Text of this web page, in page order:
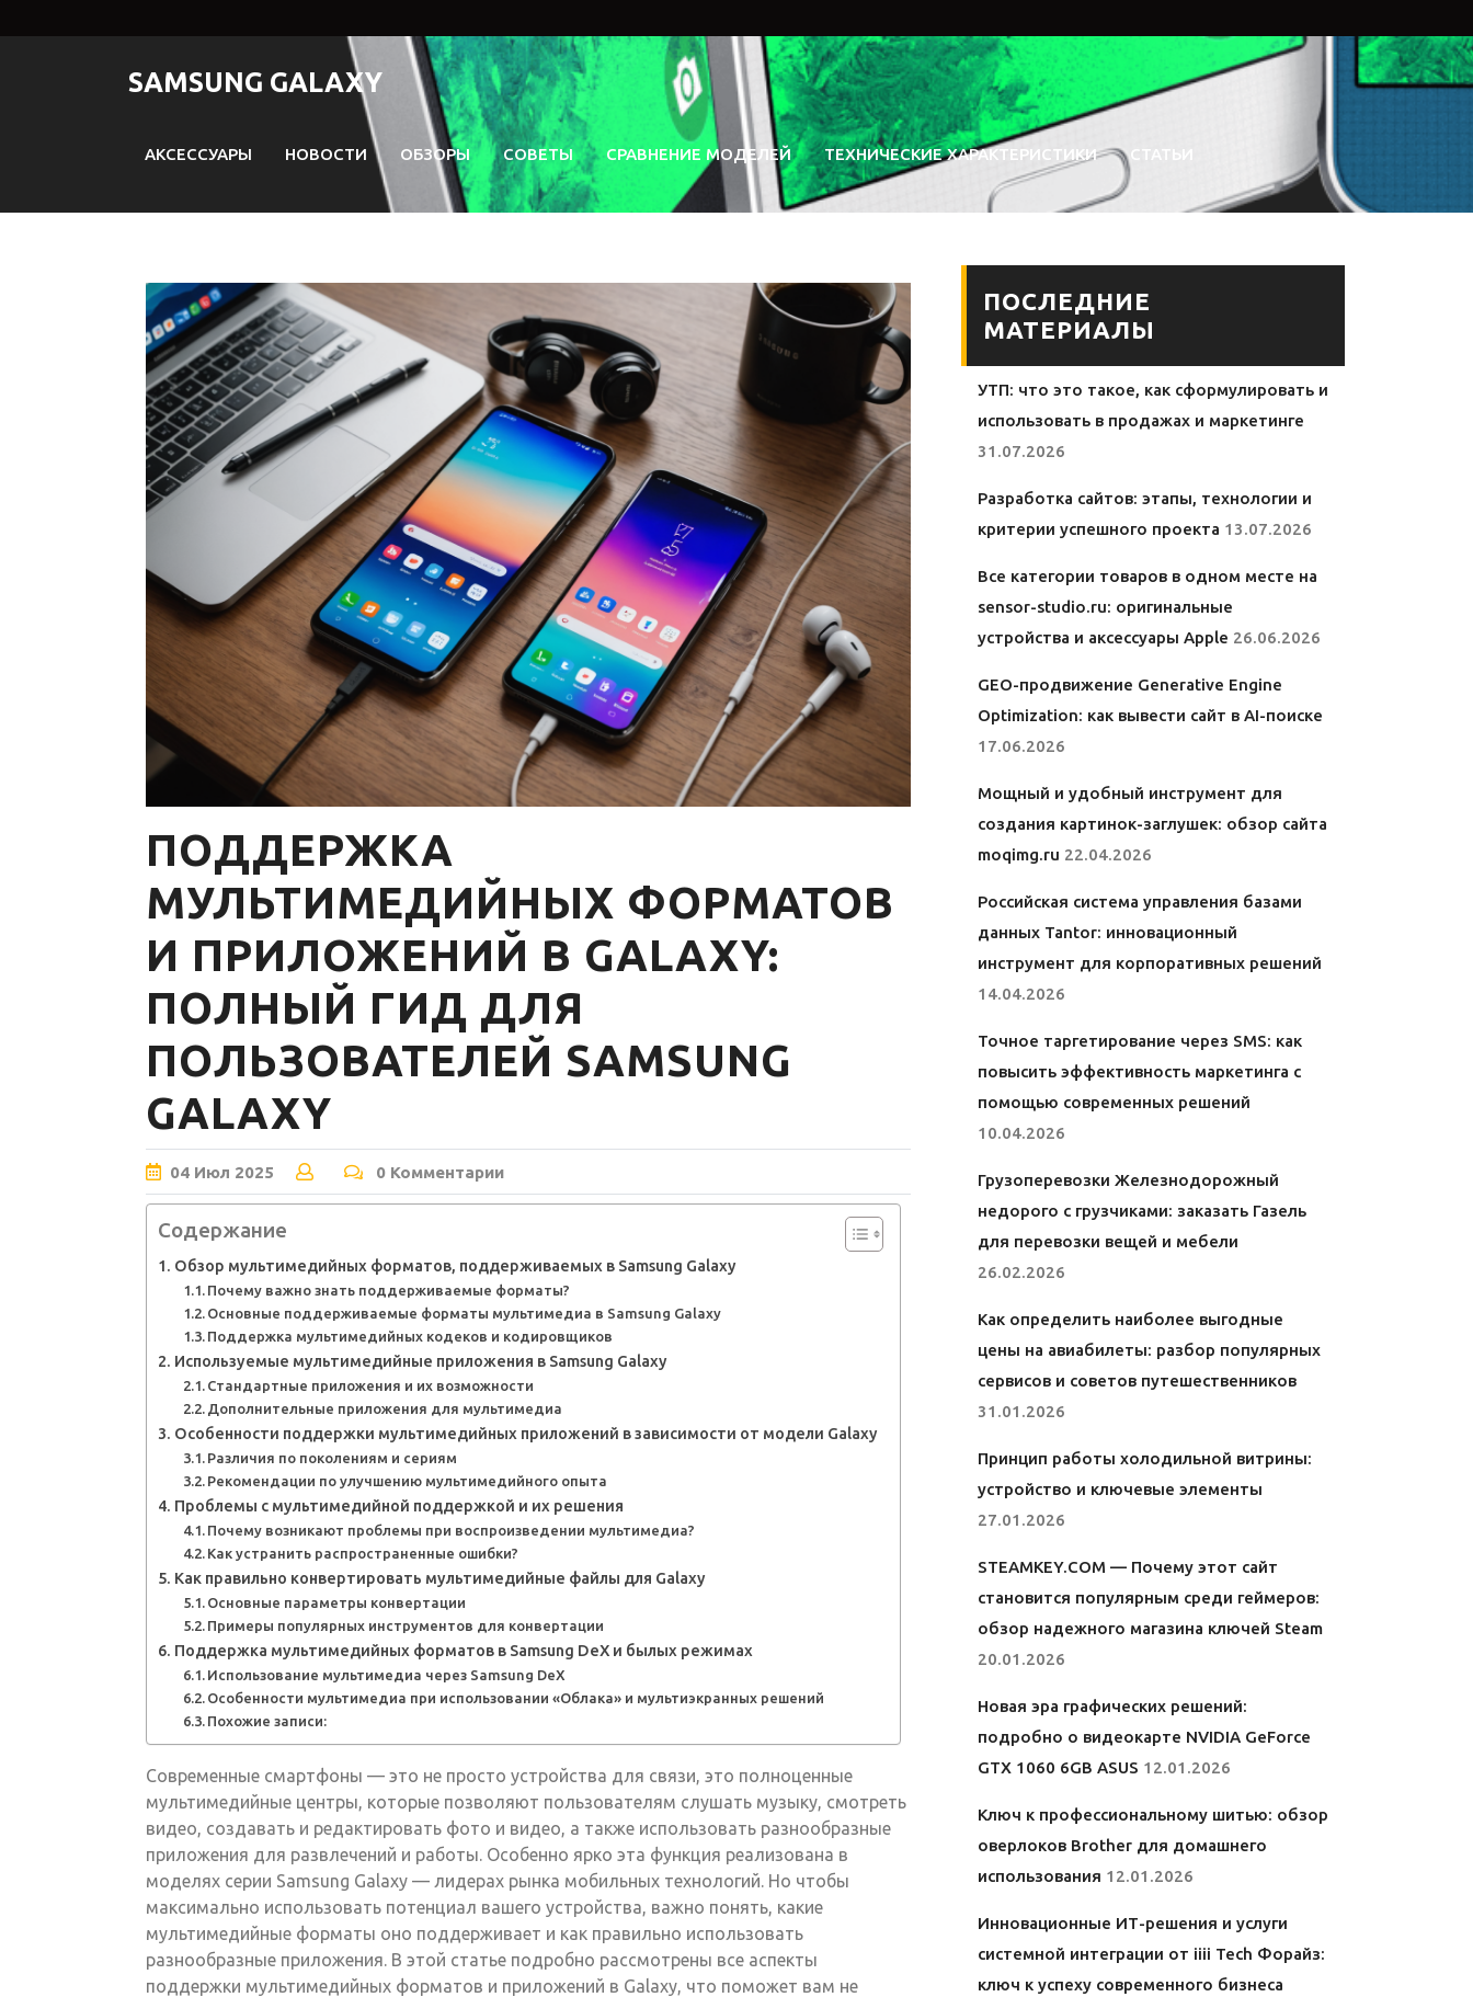
к
SAMSUNG GALAXY
АКСЕССУАРЫ НОВОСТИ ОБЗОРЫ СОВЕТЫ СРАВНЕНИЕ МОДЕЛЕЙ ТЕХНИЧЕСКИЕ ХАРАКТЕРИСТИКИ СТАТЬИ
ПОДДЕРЖКА
МУЛЬТИМЕДИЙНЫХ ФОРМАТОВ
И ПРИЛОЖЕНИЙ В GALAXY:
ПОЛНЫЙ ГИД ДЛЯ
ПОЛЬЗОВАТЕЛЕЙ SAMSUNG
GALAXY
04 Июл 2025 0 Комментарии
Содержание
Обзор мультимедийных форматов, поддерживаемых в Samsung Galaxy
Почему важно знать поддерживаемые форматы?
Основные поддерживаемые форматы мультимедиа в Samsung Galaxy
Поддержка мультимедийных кодеков и кодировщиков
Используемые мультимедийные приложения в Samsung Galaxy
Стандартные приложения и их возможности
Дополнительные приложения для мультимедиа
Особенности поддержки мультимедийных приложений в зависимости от модели Galaxy
Различия по поколениям и сериям
Рекомендации по улучшению мультимедийного опыта
Проблемы с мультимедийной поддержкой и их решения
Почему возникают проблемы при воспроизведении мультимедиа?
Как устранить распространенные ошибки?
Как правильно конвертировать мультимедийные файлы для Galaxy
Основные параметры конвертации
Примеры популярных инструментов для конвертации
Поддержка мультимедийных форматов в Samsung DeX и былых режимах
Использование мультимедиа через Samsung DeX
Особенности мультимедиа при использовании «Облака» и мультиэкранных решений
Похожие записи:
Современные смартфоны — это не просто устройства для связи, это полноценные
мультимедийные центры, которые позволяют пользователям слушать музыку, смотреть
видео, создавать и редактировать фото и видео, а также использовать разнообразные
приложения для развлечений и работы. Особенно ярко эта функция реализована в
моделях серии Samsung Galaxy — лидерах рынка мобильных технологий. Но чтобы
максимально использовать потенциал вашего устройства, важно понять, какие
мультимедийные форматы оно поддерживает и как правильно использовать
разнообразные приложения. В этой статье подробно рассмотрены все аспекты
поддержки мультимедийных форматов и приложений в Galaxy, что поможет вам не
ПОСЛЕДНИЕ
МАТЕРИАЛЫ
УТП: что это такое, как сформулировать и
использовать в продажах и маркетинге
31.07.2026
Разработка сайтов: этапы, технологии и
критерии успешного проекта 13.07.2026
Все категории товаров в одном месте на
sensor-studio.ru: оригинальные
устройства и аксессуары Apple 26.06.2026
GEO-продвижение Generative Engine
Optimization: как вывести сайт в AI-поиске
17.06.2026
Мощный и удобный инструмент для
создания картинок-заглушек: обзор сайта
moqimg.ru 22.04.2026
Российская система управления базами
данных Tantor: инновационный
инструмент для корпоративных решений
14.04.2026
Точное таргетирование через SMS: как
повысить эффективность маркетинга с
помощью современных решений
10.04.2026
Грузоперевозки Железнодорожный
недорого с грузчиками: заказать Газель
для перевозки вещей и мебели
26.02.2026
Как определить наиболее выгодные
цены на авиабилеты: разбор популярных
сервисов и советов путешественников
31.01.2026
Принцип работы холодильной витрины:
устройство и ключевые элементы
27.01.2026
STEAMKEY.COM — Почему этот сайт
становится популярным среди геймеров:
обзор надежного магазина ключей Steam
20.01.2026
Новая эра графических решений:
подробно о видеокарте NVIDIA GeForce
GTX 1060 6GB ASUS 12.01.2026
Ключ к профессиональному шитью: обзор
оверлоков Brother для домашнего
использования 12.01.2026
Инновационные ИТ-решения и услуги
системной интеграции от iiii Tech Форайз:
ключ к успеху современного бизнеса